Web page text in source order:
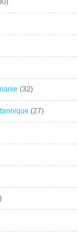
(32)
(27)